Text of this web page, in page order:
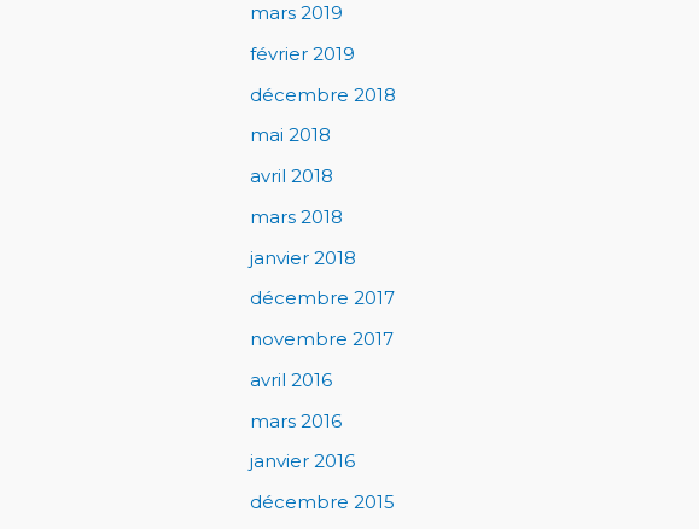
mars 2019
février 2019
décembre 2018
mai 2018
avril 2018
mars 2018
janvier 2018
décembre 2017
novembre 2017
avril 2016
mars 2016
janvier 2016
décembre 2015